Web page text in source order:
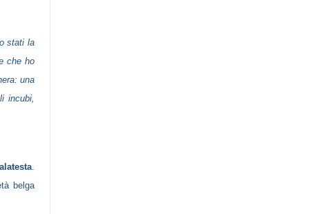
stati la
che ho
una
incubi,
belga